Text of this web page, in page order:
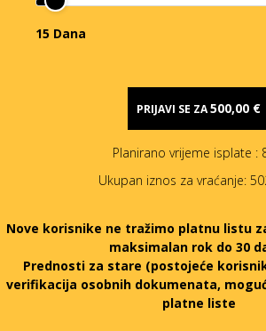
15 Dana
PRIJAVI SE ZA500,00 €
Planirano vrijeme isplate :
Ukupan iznos za vraćanje:
Nove korisnike ne tražimo platnu listu
maksimalan rok do 30
Prednosti za stare (postojeće
verifikacija osobnih dokumenata,
platne liste